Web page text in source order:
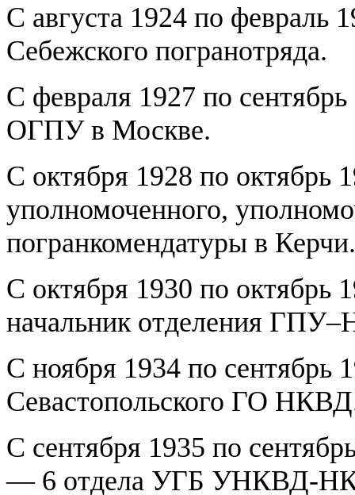
С августа 1924 по
Себежского погранотряда.
С февраля 1927 по
ОГПУ в Москве.
С октября 1928 по
уполномоченного,
погранкомендатуры в Керчи.
С октября 1930 по
начальник отделения
С ноября 1934 по сентябрь
Севастопольского ГО
С сентября 1935 по
— 6 отдела УГБ УНКВД-